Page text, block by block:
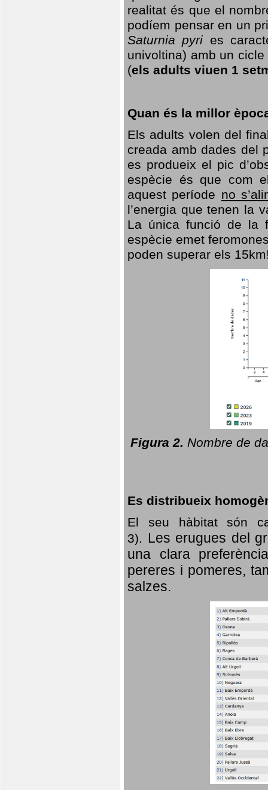
realitat és que el
podíem pensar en un
Saturnia pyri es
univoltina) amb un
(els adults viuen 1
Quan és la millor
Els adults volen del
creada amb dades del
es produeix el pic
espècie és que com
aquest període no
l’energia que tenen la
La única funció de la
espècie emet
poden superar els
Figura 2. Nombre de
Es distribueix
El seu hàbitat són
3). Les erugues del
una clara
pereres i pomeres,
salzes.